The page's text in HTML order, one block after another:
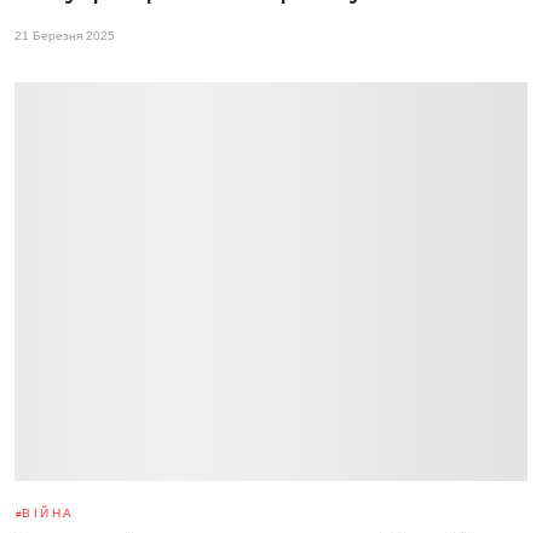
21 Березня 2025
ВІЙНА